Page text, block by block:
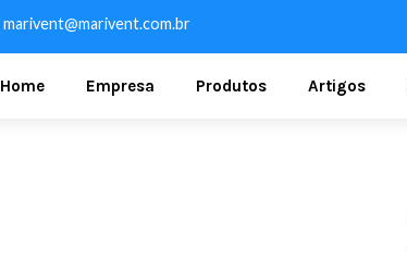
marivent@marivent.com.br
Home Empresa Produtos Artigos